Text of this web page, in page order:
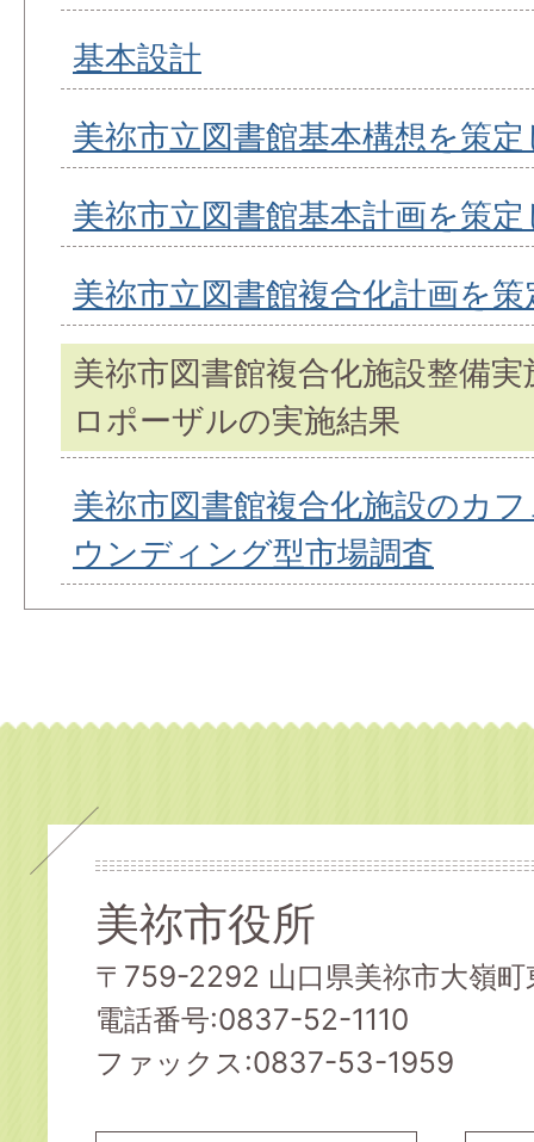
基本設計
美祢市立図書館基本構想を策
美祢市立図書館基本計画を策
美祢市立図書館複合化計画を
美祢市図書館複合化施設整備
ロポーザルの実施結果
美祢市図書館複合化施設のカ
ウンディング型市場調査
美祢市役所
〒759-2292 山口県美祢市大嶺
電話番号:0837-52-1110
ファックス:0837-53-1959